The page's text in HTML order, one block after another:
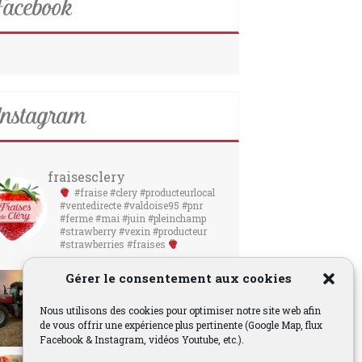
Gérer le consentement aux cookies
Nous utilisons des cookies pour optimiser notre site web afin
de vous offrir une expérience plus pertinente (Google Map, flux
Facebook & Instagram, vidéos Youtube, etc.).
fraisesclery
#fraise #clery #producteurlocal
#ventedirecte #valdoise95 #pnr
#ferme #mai #juin #pleinchamp
#strawberry #vexin #producteur
#strawberries #fraises